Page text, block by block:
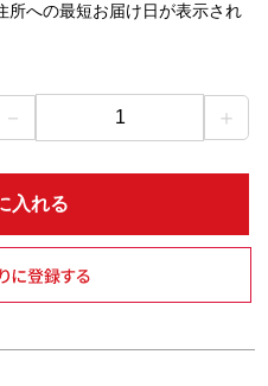
所への最短お届け日が表示され
－ 1 ＋
入れる